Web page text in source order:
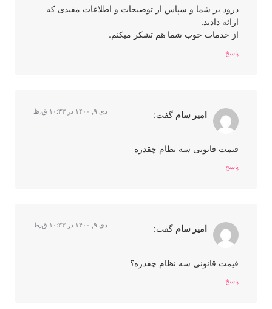
درود بر شما و سپاس از توضیحات و اطلاعات مفیدی که
ارائه دادید.
از خدمات خوب شما هم تشکر میکنم.
پاسخ
امیر سام گفت: دی ۹, ۱۴۰۰ در ۱۰:۳۳ ق٫ظ
قیمت قانونی سه نظام چقدره
پاسخ
امیر سام گفت: دی ۹, ۱۴۰۰ در ۱۰:۳۳ ق٫ظ
قیمت قانونی سه نظام چقدره؟
پاسخ